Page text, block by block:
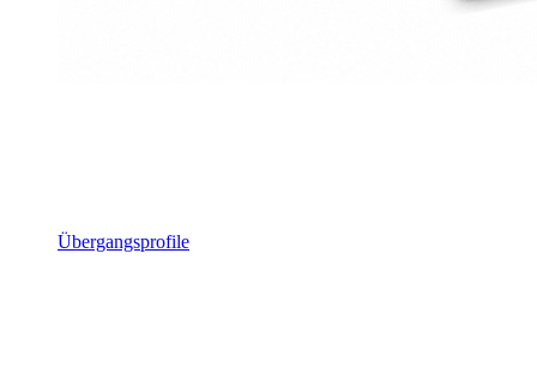
Übergangsprofile